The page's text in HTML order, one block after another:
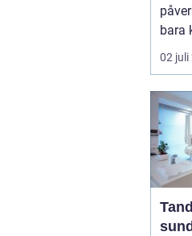
bara
kan
göra
02 juli